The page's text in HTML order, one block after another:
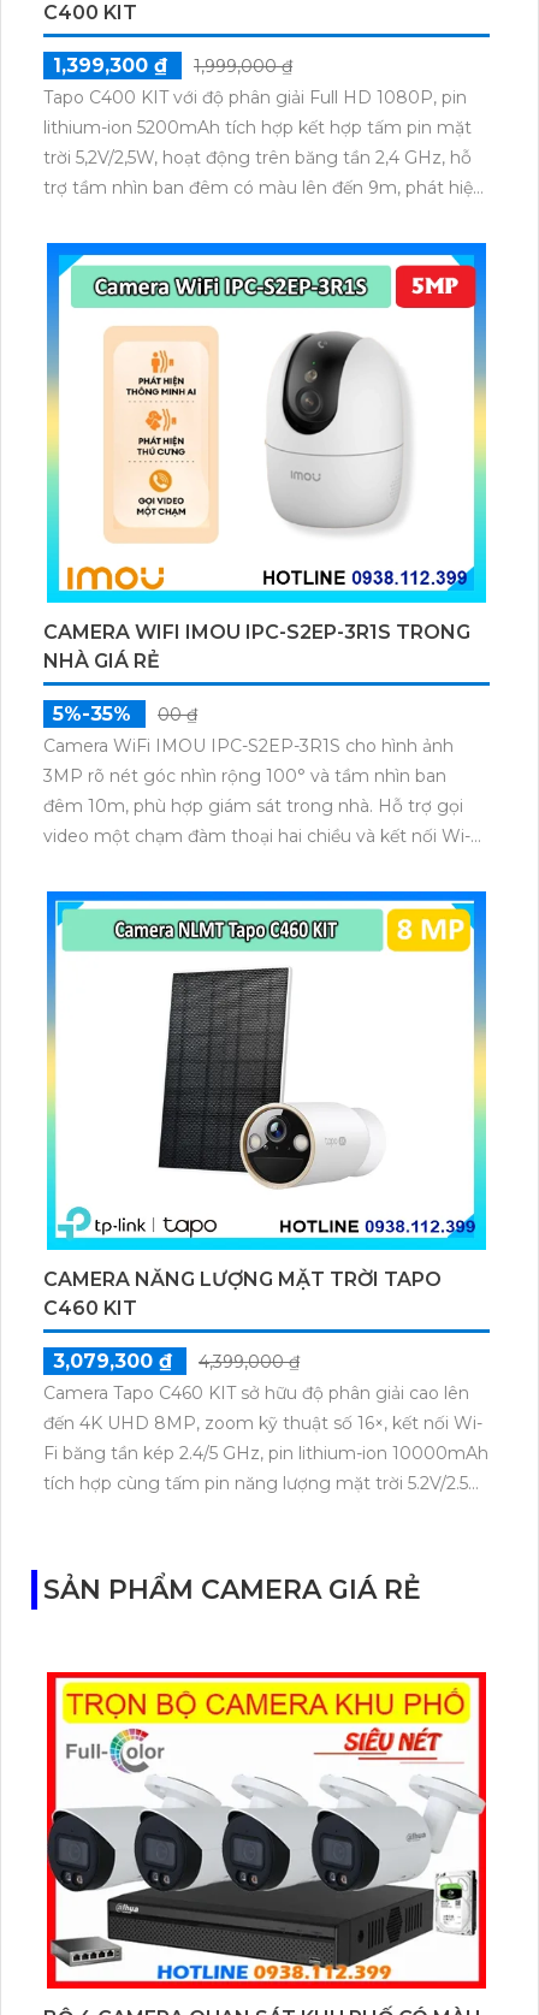
C400 KIT
1,399,300 ₫
1,999,000 ₫
Tapo C400 KIT với độ phân giải Full HD 1080P, pin
lithium-ion 5200mAh tích hợp kết hợp tấm pin mặt
trời 5,2V/2,5W, hoạt động trên băng tần 2,4 GHz, hỗ
trợ tầm nhìn ban đêm có màu lên đến 9m, phát hiện
dữ liệu qua thẻ microSD lên đến 512GB.
CAMERA WIFI IMOU IPC-S2EP-3R1S TRONG
NHÀ GIÁ RẺ
5%-35%
00 ₫
Camera WiFi IMOU IPC-S2EP-3R1S cho hình ảnh
3MP rõ nét góc nhìn rộng 100° và tầm nhìn ban
đêm 10m, phù hợp giám sát trong nhà. Hỗ trợ gọi
video một chạm đàm thoại hai chiều và kết nối Wi-Fi
microSD tối đa 256GB hoặc lưu đám mây dễ lắp đặt
cho gia đình và văn phòng nhỏ.
CAMERA NĂNG LƯỢNG MẶT TRỜI TAPO
C460 KIT
3,079,300 ₫
4,399,000 ₫
Camera Tapo C460 KIT sở hữu độ phân giải cao lên
đến 4K UHD 8MP, zoom kỹ thuật số 16×, kết nối Wi-
Fi băng tần kép 2.4/5 GHz, pin lithium-ion 10000mAh
tích hợp cùng tấm pin năng lượng mặt trời 5.2V/2.5W.
SẢN PHẨM CAMERA GIÁ RẺ